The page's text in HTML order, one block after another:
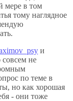
мере в том
тому наглядное
и
не
по теме в
но как хорошая
- они тоже